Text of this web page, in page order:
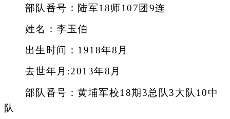
部队番号：陆军18师107团9连
姓名：李玉伯
出生时间：1918年8月
去世年月:2013年8月
部队番号：黄埔军校18期3总队3大队10中
队